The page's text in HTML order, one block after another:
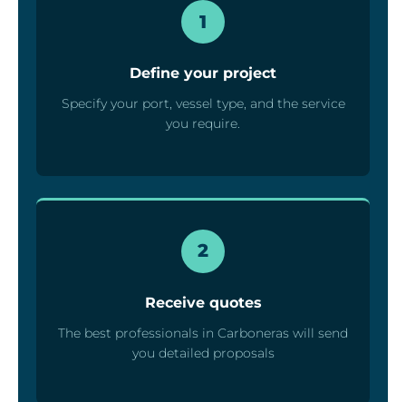
1
Define your project
Specify your port, vessel type, and the service
you require.
2
Receive quotes
The best professionals in Carboneras will send
you detailed proposals